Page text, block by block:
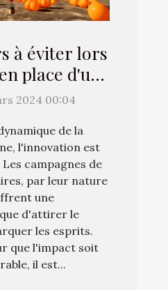
à éviter lors
place d'une
de ballons
2024 00:04
de la
l'innovation est
campagnes de
par leur nature
une
d'attirer le
les esprits.
que l'impact soit
il est...